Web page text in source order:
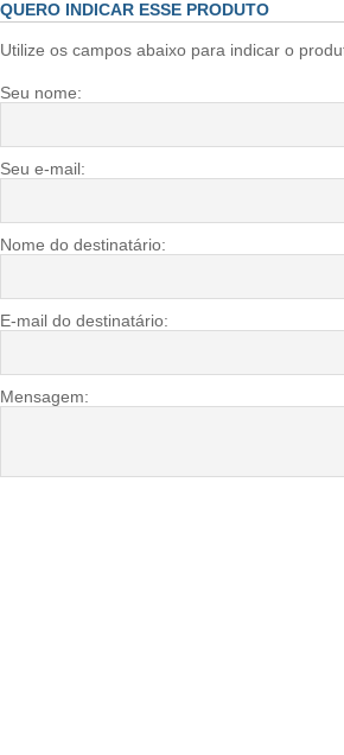
QUERO INDICAR ESSE PRODUTO
Utilize os campos abaixo para indicar o
Seu nome:
Seu e-mail:
Nome do destinatário:
E-mail do destinatário:
Mensagem: